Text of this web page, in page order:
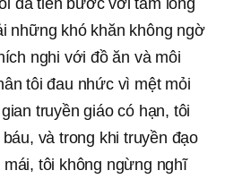
những khó khăn không ngờ
nghi với đồ ăn và môi
tôi đau nhức vì mệt mỏi
truyền giáo có hạn, tôi
và trong khi truyền đạo
tôi không ngừng nghĩ